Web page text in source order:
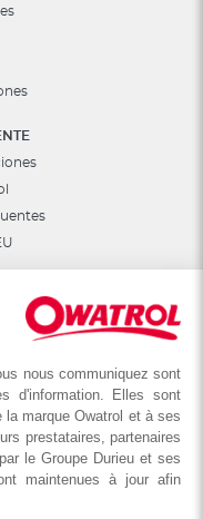
nous communiquez sont
d'information. Elles sont
marque Owatrol et à ses
prestataires, partenaires
le Groupe Durieu et ses
maintenues à jour afin
sociales